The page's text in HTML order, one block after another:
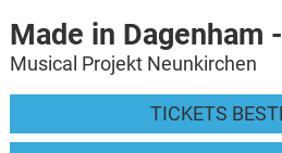
Made in Dagenham
Musical Projekt Neunkirchen
TICKETS